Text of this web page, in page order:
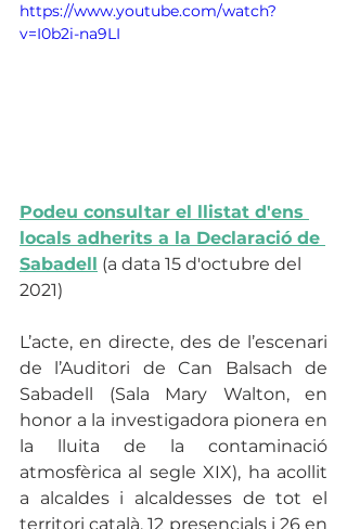
https://www.youtube.com/watch?
v=I0b2i-na9LI
Podeu consultar el llistat d'ens
locals adherits a la Declaració de
Sabadell (a data 15 d'octubre del
2021)
L’acte, en directe, des de l’escenari
de l’Auditori de Can Balsach de
Sabadell (Sala Mary Walton, en
honor a la investigadora pionera en
la lluita de la contaminació
atmosfèrica al segle XIX), ha acollit
a alcaldes i alcaldesses de tot el
territori català, 12 presencials i 26 en